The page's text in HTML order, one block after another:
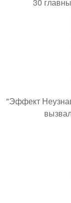
"Эффект